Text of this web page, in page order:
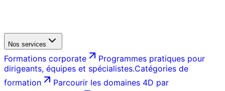
Nos services
Formations corporate
Programmes pratiques pour
dirigeants, équipes et spécialistes.Catégories de
formation
Parcourir les domaines 4D par